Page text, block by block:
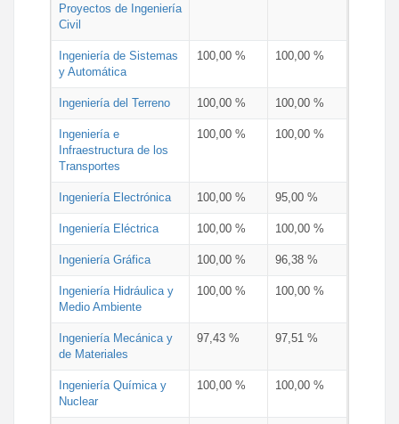
Proyectos de Ingeniería
Civil
Ingeniería de Sistemas
y Automática
100,00 % 100,00 %
Ingeniería del Terreno 100,00 % 100,00 %
Ingeniería e
Infraestructura de los
Transportes
100,00 % 100,00 %
Ingeniería Electrónica 100,00 % 95,00 %
Ingeniería Eléctrica 100,00 % 100,00 %
Ingeniería Gráfica 100,00 % 96,38 %
Ingeniería Hidráulica y
Medio Ambiente
100,00 % 100,00 %
Ingeniería Mecánica y
de Materiales
97,43 % 97,51 %
Ingeniería Química y
Nuclear
100,00 % 100,00 %